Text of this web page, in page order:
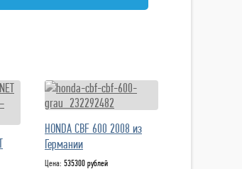
HONDA CBF 600 2008 из
Германии
Цена: 535300 рублей